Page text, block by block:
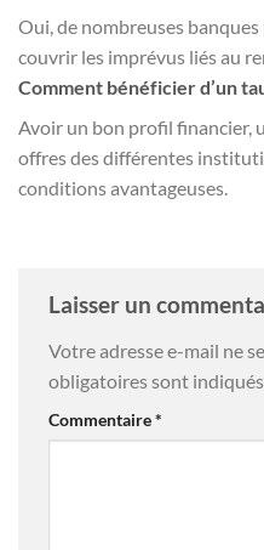
Oui, de nombreuses
couvrir les imprévus liés au
Comment bénéficier d’un
Avoir un bon profil financier,
offres des différentes
conditions avantageuses.
Laisser un
Votre adresse e-mail ne
obligatoires sont
Commentaire*